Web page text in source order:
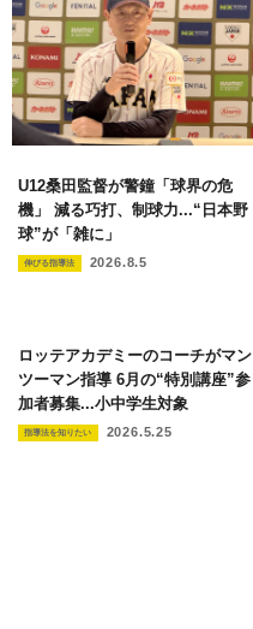
U12桑田監督が警鐘「球界の危
機」 減る巧打、制球力...“日本野
球”が「雑に」
伸びる指導法 2026.8.5
ロッテアカデミーのコーチがマン
ツーマン指導 6月の“特別講座”参
加者募集...小中学生対象
指導法を知りたい 2026.5.25